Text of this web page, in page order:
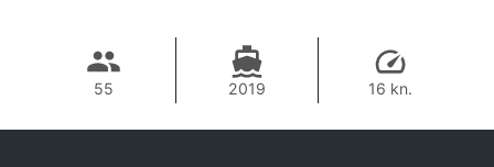
55 2019 16 kn.